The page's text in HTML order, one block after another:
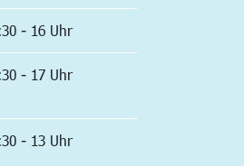
- 16 Uhr
- 17 Uhr
- 13 Uhr